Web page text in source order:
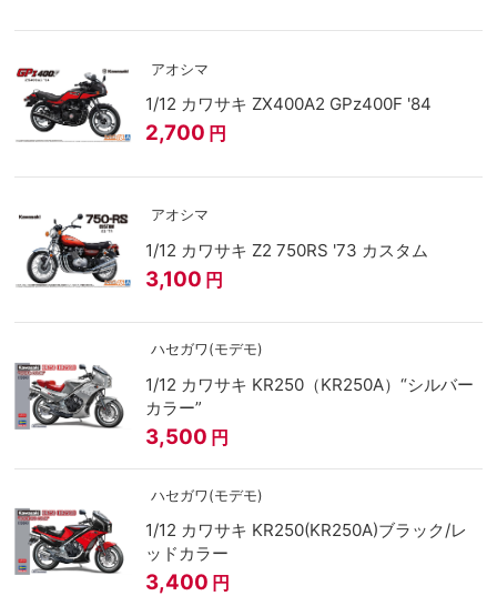
アオシマ
1/12 カワサキ ZX400A2 GPz400F '84
2,700 円
アオシマ
1/12 カワサキ Z2 750RS '73 カスタム
3,100 円
ハセガワ(モデモ)
1/12 カワサキ KR250（KR250A）“シルバー
カラー”
3,500 円
ハセガワ(モデモ)
1/12 カワサキ KR250(KR250A)ブラック/レ
ッドカラー
3,400 円